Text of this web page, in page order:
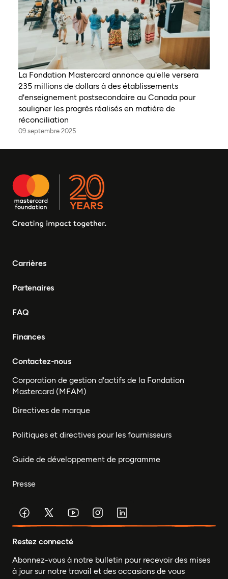
La Fondation Mastercard annonce qu'elle versera
235 millions de dollars à des établissements
d'enseignement postsecondaire au Canada pour
souligner les progrès réalisés en matière de
réconciliation
09 septembre 2025
Carrières
Partenaires
FAQ
Finances
Contactez-nous
Corporation de gestion d'actifs de la Fondation
Mastercard (MFAM)
Directives de marque
Politiques et directives pour les fournisseurs
Guide de développement de programme
Presse
Restez connecté
Abonnez-vous à notre bulletin pour recevoir des mises
à jour sur notre travail et des occasions de vous